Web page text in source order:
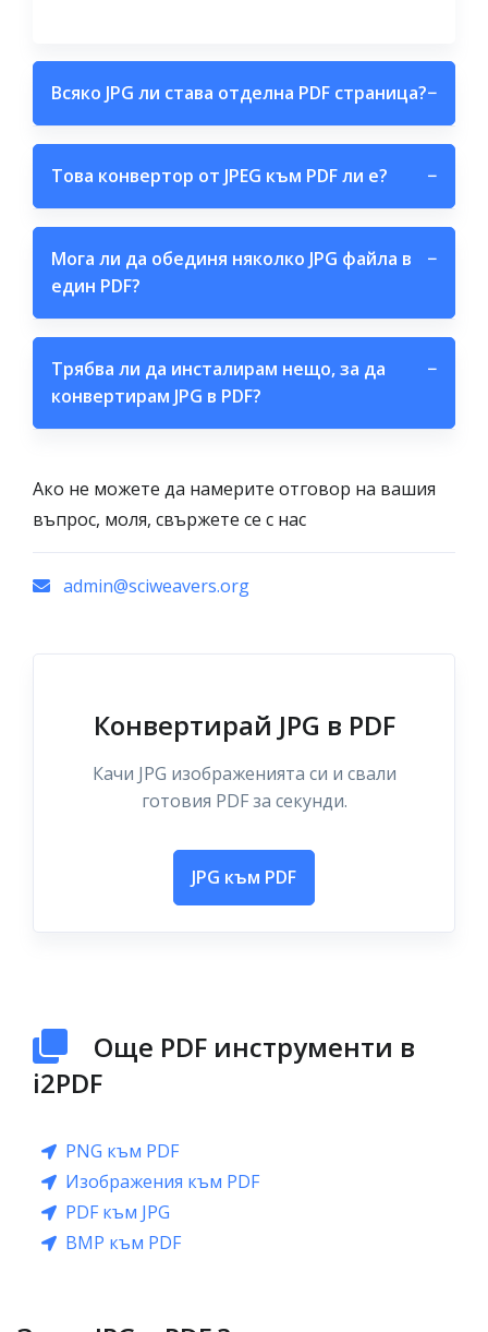
Всяко JPG ли става отделна PDF страница?−
Това конвертор от JPEG към PDF ли е? −
Мога ли да обединя няколко JPG файла в
един PDF?
−
Трябва ли да инсталирам нещо, за да
конвертирам JPG в PDF?
−
Ако не можете да намерите отговор на вашия
въпрос, моля, свържете се с нас
admin@sciweavers.org
Конвертирай JPG в PDF
Качи JPG изображенията си и свали
готовия PDF за секунди.
JPG към PDF
Още PDF инструменти в
i2PDF
PNG към PDF
Изображения към PDF
PDF към JPG
BMP към PDF